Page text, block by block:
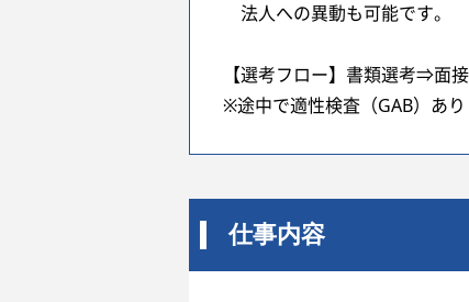
法人への異動も可能です。
【選考フロー】書類選考⇒面
※途中で適性検査（GAB）あり
仕事内容